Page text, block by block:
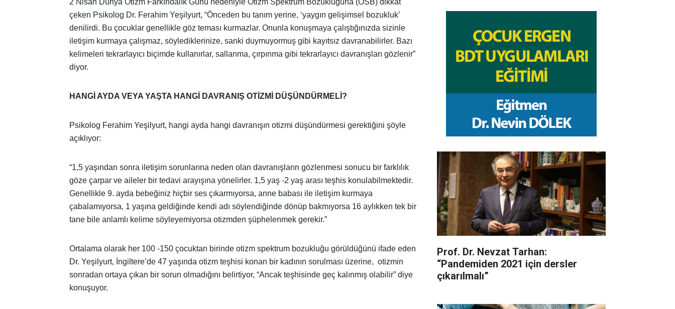
2 Nisan Dünya Otizm Farkındalık Günü nedeniyle Otizm Spektrum Bozukluğuna (OSB) dikkat
çeken Psikolog Dr. Ferahim Yeşilyurt, “Önceden bu tanım yerine, ‘yaygın gelişimsel bozukluk’
denilirdi. Bu çocuklar genellikle göz teması kurmazlar. Onunla konuşmaya çalıştığınızda sizinle
iletişim kurmaya çalışmaz, söylediklerinize, sanki duymuyormuş gibi kayıtsız davranabilirler. Bazı
kelimeleri tekrarlayıcı biçimde kullanırlar, sallanma, çırpınma gibi tekrarlayıcı davranışları gözlenir”
diyor.
HANGİ AYDA VEYA YAŞTA HANGİ DAVRANIŞ OTİZMİ DÜŞÜNDÜRMELİ?
Psikolog Ferahim Yeşilyurt, hangi ayda hangi davranışın otizmi düşündürmesi gerektiğini şöyle
açıklıyor:
“1,5 yaşından sonra iletişim sorunlarına neden olan davranışların gözlenmesi sonucu bir farklılık
göze çarpar ve aileler bir tedavi arayışına yönelirler. 1,5 yaş -2 yaş arası teşhis konulabilmektedir.
Genellikle 9. ayda bebeğiniz hiçbir ses çıkarmıyorsa, anne babası ile iletişim kurmaya
çabalamıyorsa, 1 yaşına geldiğinde kendi adı söylendiğinde dönüp bakmıyorsa 16 aylıkken tek bir
tane bile anlamlı kelime söyleyemiyorsa otizmden şüphelenmek gerekir.”
Ortalama olarak her 100 -150 çocuktan birinde otizm spektrum bozukluğu görüldüğünü ifade eden
Dr. Yeşilyurt, İngiltere’de 47 yaşında otizm teşhisi konan bir kadının sorulması üzerine, otizmin
sonradan ortaya çıkan bir sorun olmadığını belirtiyor, “Ancak teşhisinde geç kalınmış olabilir” diye
konuşuyor.
Prof. Dr. Nevzat Tarhan:
“Pandemiden 2021 için dersler
çıkarılmalı”